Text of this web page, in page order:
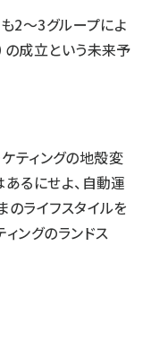
2～3グループによ
の成立という未来予
ティングの地殻変
るにせよ、自動運
のライフスタイルを
ングのランドス